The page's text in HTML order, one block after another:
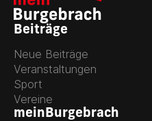
Beiträge
Neue Beiträge
Veranstaltungen
Sport
Vereine
meinBurgebrach